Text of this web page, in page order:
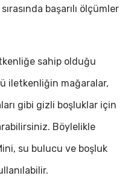
başarılı ölçümler
sahip olduğu
iletkenliğin mağaralar,
gibi gizli boşluklar için
Böylelikle
su bulucu ve boşluk